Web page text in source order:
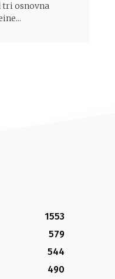
tri osnovna
1553
579
544
490